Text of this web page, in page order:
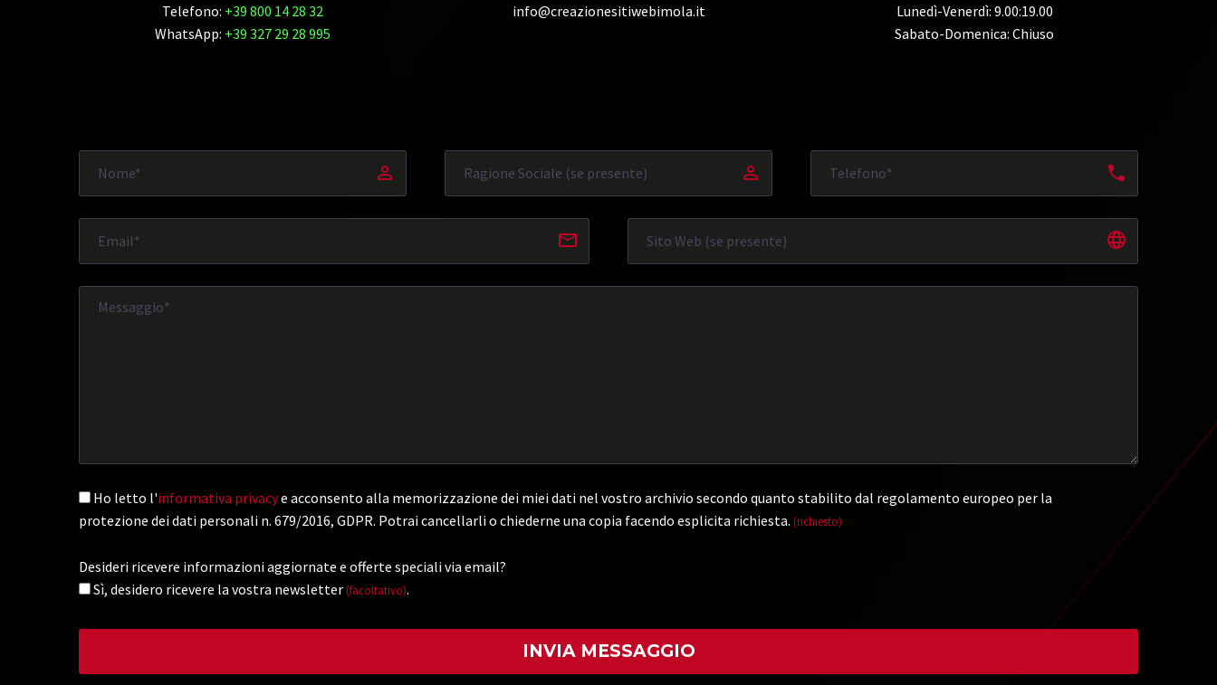
Telefono: +39 800 14 28 32
WhatsApp: +39 327 29 28 995
info@creazionesitiwebimola.it
Lunedì-Venerdì: 9.00:19.00
Sabato-Domenica: Chiuso
Ho letto l'informativa privacye acconsento alla memorizzazione dei miei dati nel vostro archivio secondo quanto stabilito dal regolamento europeo per la
protezione dei dati personali n. 679/2016, GDPR. Potrai cancellarli o chiederne una copia facendo esplicita richiesta. (richiesto)
Desideri ricevere informazioni aggiornate e offerte speciali via email?
Sì, desidero ricevere la vostra newsletter (facoltativo).